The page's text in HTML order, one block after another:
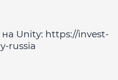
на Unity: https://invest-
russia